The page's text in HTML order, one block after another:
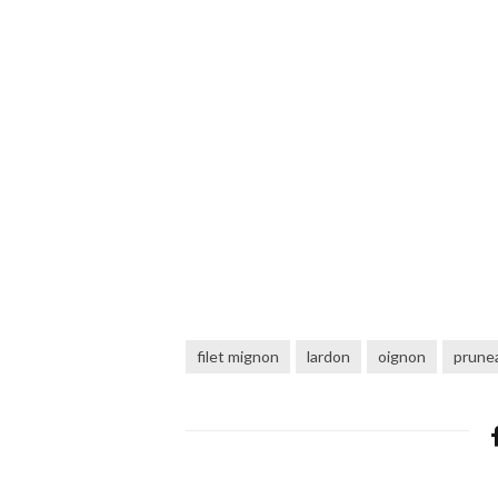
filet mignon lardon oignon